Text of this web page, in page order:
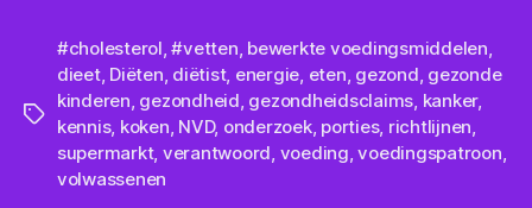
Tags
#cholesterol,#vetten, bewerkte voedingsmiddelen,
dieet, Diëten, diëtist, energie, eten, gezond, gezonde
kinderen, gezondheid, gezondheidsclaims, kanker,
kennis, koken, NVD, onderzoek, porties, richtlijnen,
supermarkt, verantwoord, voeding,voedingspatroon,
volwassenen